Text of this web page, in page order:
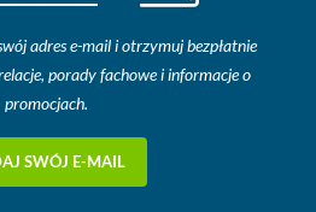
adres e-mail i otrzymuj bezpłatnie
porady fachowe i informacje o
promocjach.
SWÓJ E-MAIL